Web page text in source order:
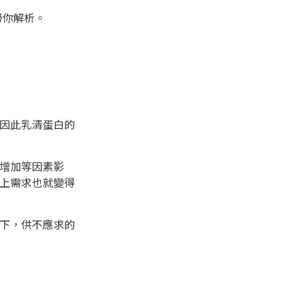
解析。
此乳清蛋白的
加等因素影
需求也就變得
，供不應求的